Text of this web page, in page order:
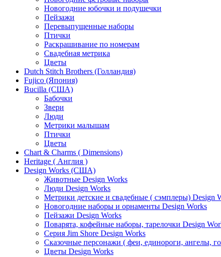
Новогодние юбочки и подушечки
Пейзажи
Перевыпущенные наборы
Птички
Раскрашивание по номерам
Свадебная метрика
Цветы
Dutch Stitch Brothers (Голландия)
Fujico (Япония)
Bucilla (США)
Бабочки
Звери
Люди
Метрики малышам
Птички
Цветы
Chart & Charms ( Dimensions)
Heritage ( Англия )
Design Works (США)
Животные Design Works
Люди Design Works
Метрики детские и свадебные ( сэмплеры) Design
Новогодние наборы и орнаменты Design Works
Пейзажи Design Works
Поварята, кофейные наборы, тарелочки Design
Серия Jim Shore Design Works
Сказочные персонажи ( феи, единороги, ангелы,
Цветы Design Works